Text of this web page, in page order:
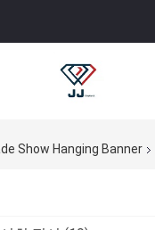
Show Hanging Banner